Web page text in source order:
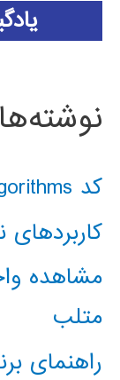
کد classical AI search algorithms
کاربردهای
مشاهده
متلب
راهنمای